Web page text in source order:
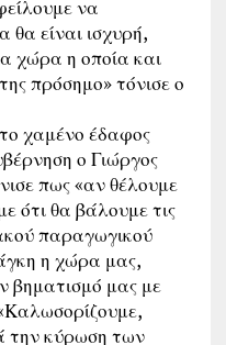
να
είναι ισχυρή,
χώρα η οποία και
πρόσημο» τόνισε ο
χαμένο έδαφος
ο Γιώργος
πως «αν θέλουμε
ότι θα βάλουμε τις
παραγωγικού
η χώρα μας,
βηματισμό μας με
την κύρωση των